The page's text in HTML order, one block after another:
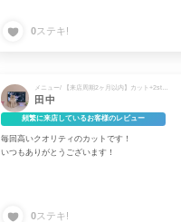
0ステキ!
田中
頻繁に来店しているお客様のレビュー
毎回高いクオリティのカットです！
いつもありがとうございます！
0ステキ!